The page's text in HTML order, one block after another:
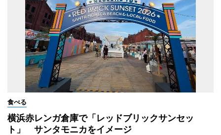
食べる
横浜赤レンガ倉庫で「レッドブリックサンセッ
ト」 サンタモニカをイメージ